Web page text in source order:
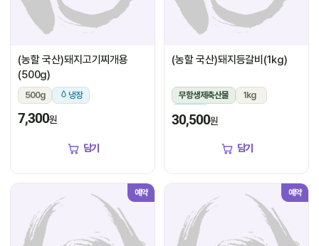
(농할 국산)돼지고기찌개용
(500g)
500g 냉장
7,300원
담기
(농할 국산)돼지등갈비(1kg)
무항생제축산물
1kg
30,500원
담기
예약 예약